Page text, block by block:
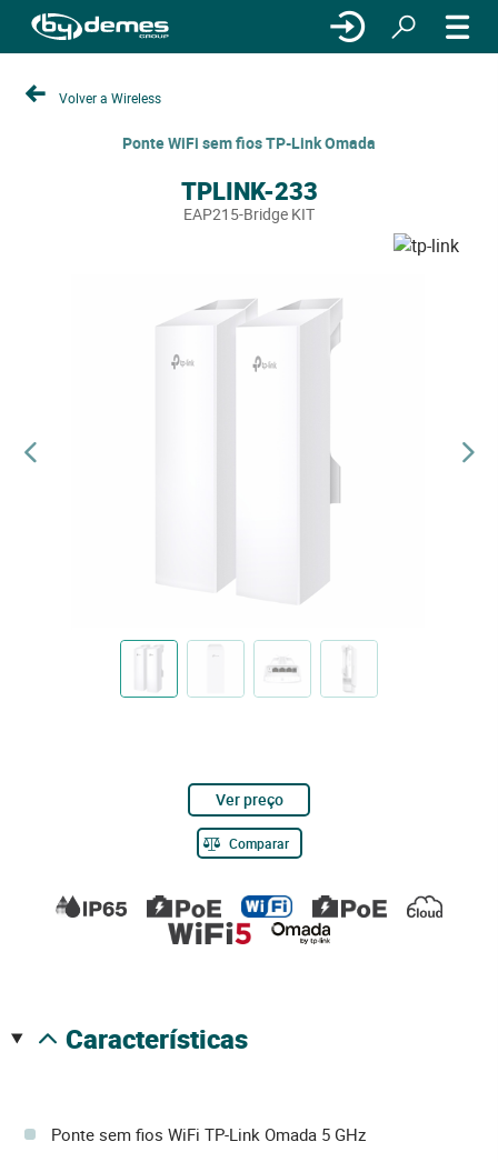
Volver a Wireless
Ponte WiFi sem fios TP-Link Omada
TPLINK-233
EAP215-Bridge KIT
Ver preço
Comparar
características
Ponte sem fios WiFi TP-Link Omada 5 GHz